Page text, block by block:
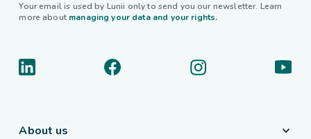
Your email is used by Lunii only to send you our newsletter. Learn
more about managing your data and your rights.
About us